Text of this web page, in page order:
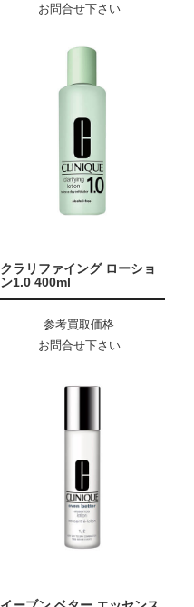
お問合せ下さい
クラリファイング ローショ
ン1.0 400ml
参考買取価格
お問合せ下さい